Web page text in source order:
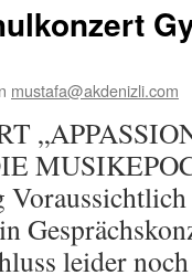
mustafa@akdenizli.com
leider